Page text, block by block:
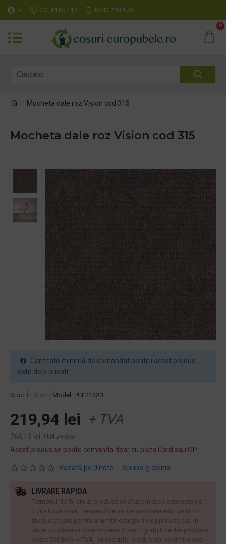
0314 100 110 0740 230 170
0
Mocheta dale roz Vision cod 315
Mocheta dale roz Vision cod 315
Stoc: În Stoc Model: PCF21320
Bazată pe 0 note. - Spune-ţi opinia
219,94 lei + TVA
266,13 lei TVA inclus
Acest produs se poate comanda doar cu plata Card sau OP
Cantitate minimă de comandat pentru acest produs
este de 5 bucati
LIVRARE RAPIDA
Termenul de livrare al produselor aflate in stoc este este de 1-
3 zile lucratoare. Termenul de livrare se poate extinde la 4-5
zile lucratoare pentru anumite categorii de produse sau in
cazul produselor voluminoase. Livram gratuit pentru produse
peste 550 RON + TVA, cu exceptia produselor voluminoase.